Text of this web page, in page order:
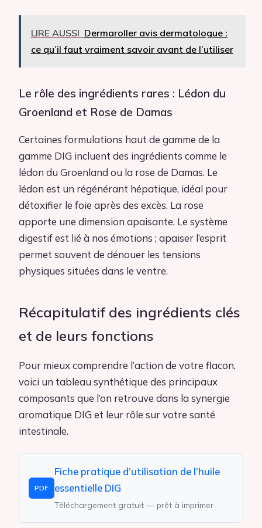
LIRE AUSSI Dermaroller avis dermatologue :
ce qu’il faut vraiment savoir avant de l’utiliser
Le rôle des ingrédients rares : Lédon du
Groenland et Rose de Damas
Certaines formulations haut de gamme de la
gamme DIG incluent des ingrédients comme le
lédon du Groenland ou la rose de Damas. Le
lédon est un régénérant hépatique, idéal pour
détoxifier le foie après des excès. La rose
apporte une dimension apaisante. Le système
digestif est lié à nos émotions ; apaiser l’esprit
permet souvent de dénouer les tensions
physiques situées dans le ventre.
Récapitulatif des ingrédients clés
et de leurs fonctions
Pour mieux comprendre l’action de votre flacon,
voici un tableau synthétique des principaux
composants que l’on retrouve dans la synergie
aromatique DIG et leur rôle sur votre santé
intestinale.
PDF
Fiche pratique d’utilisation de l’huile
essentielle DIG
Téléchargement gratuit — prêt à imprimer